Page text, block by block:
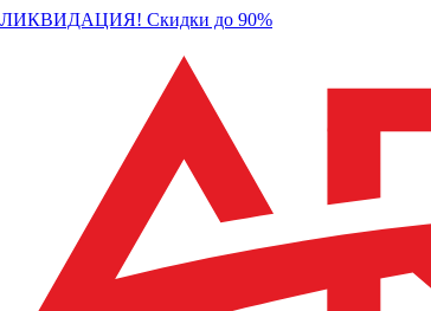
ЛИКВИДАЦИЯ! Скидки до 90%